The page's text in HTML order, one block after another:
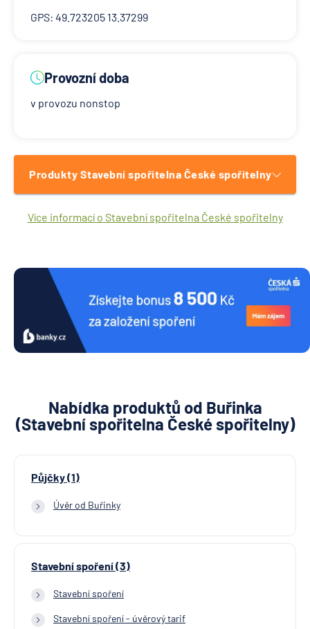
GPS: 49.723205 13.37299
Provozní doba
v provozu nonstop
Produkty Stavební spořitelna České spořitelny
Více informací o Stavební spořitelna České spořitelny
Nabídka produktů od Buřinka
(Stavební spořitelna České spořitelny)
Půjčky (1)
Úvěr od Buřinky
Stavební spoření (3)
Stavební spoření
Stavební spoření - úvěrový tarif